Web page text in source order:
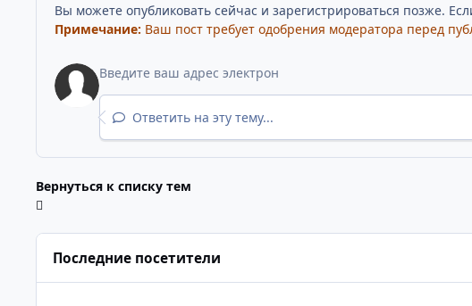
Вы можете опубликовать сейчас и зарегистрироваться позже.
Примечание: Ваш пост требует одобрения модератора перед
Ответить на эту тему...
Вернуться к списку тем
Последние посетители